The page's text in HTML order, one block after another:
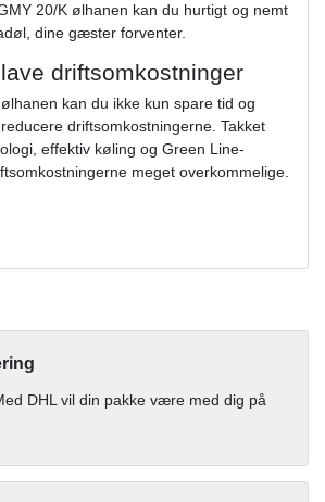
20/K ølhanen kan du hurtigt og nemt
dine gæster forventer.
driftsomkostninger
kan du ikke kun spare tid og
driftsomkostningerne. Takket
effektiv køling og Green Line-
meget overkommelige.
DHL vil din pakke være med dig på